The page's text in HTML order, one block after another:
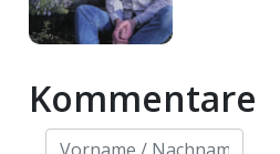
Kommentare